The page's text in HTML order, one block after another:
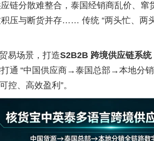
链分散难整合，泰国经销商乱价、
压与断货并存…… 传统 “两头忙、两
易场景，打造S2B2B 跨境供应链系
通 “中国供应商→泰国总部→本地分
控、高效盈利”。